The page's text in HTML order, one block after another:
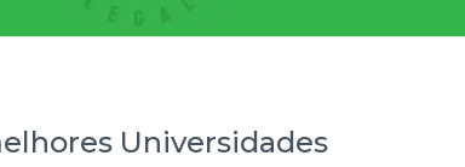
Universidades